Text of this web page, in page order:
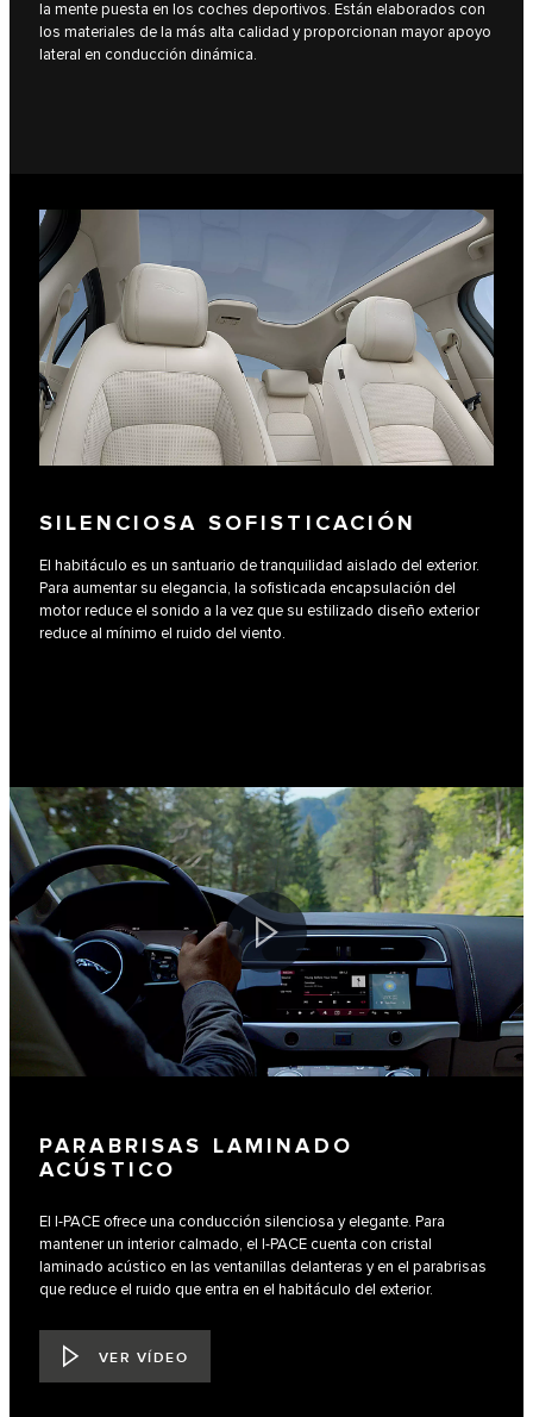
la mente puesta en los coches deportivos. Están elaborados con
los materiales de la más alta calidad y proporcionan mayor apoyo
lateral en conducción dinámica.
SILENCIOSA SOFISTICACIÓN
El habitáculo es un santuario de tranquilidad aislado del exterior.
Para aumentar su elegancia, la sofisticada encapsulación del
motor reduce el sonido a la vez que su estilizado diseño exterior
reduce al mínimo el ruido del viento.
PARABRISAS LAMINADO
ACÚSTICO
El I-PACE ofrece una conducción silenciosa y elegante. Para
mantener un interior calmado, el I-PACE cuenta con cristal
laminado acústico en las ventanillas delanteras y en el parabrisas
que reduce el ruido que entra en el habitáculo del exterior.
VER VÍDEO